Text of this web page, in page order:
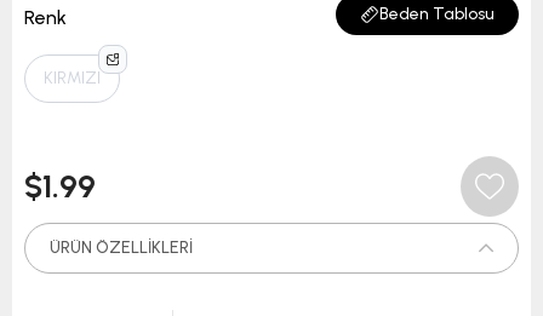
Renk Beden Tablosu
KIRMIZI
$1.99
ÜRÜN ÖZELLIKLERI